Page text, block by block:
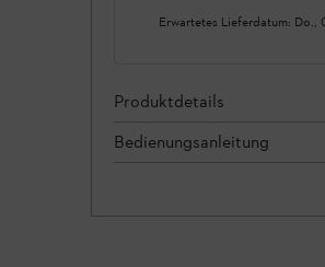
Erwartetes Lieferdatum: Do.,
Produktdetails
Bedienungsanleitung